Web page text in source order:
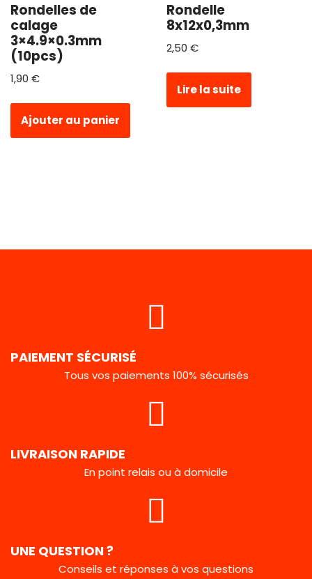
Rondelles de
calage
3×4.9×0.3mm
(10pcs)
1,90 €
Ajouter au panier
Rondelle
8x12x0,3mm
2,50 €
Lire la suite
PAIEMENT SÉCURISÉ
Tous vos paiements 100% sécurisés
LIVRAISON RAPIDE
En point relais ou à domicile
UNE QUESTION ?
Conseils et réponses à vos questions